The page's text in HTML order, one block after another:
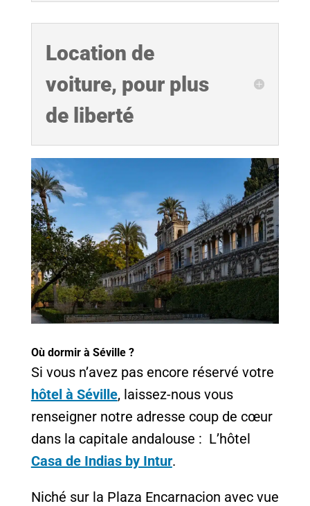
Location de
voiture, pour plus
de liberté
Où dormir à Séville ?
Si vous n’avez pas encore réservé votre
hôtel à Séville, laissez-nous vous
renseigner notre adresse coup de cœur
dans la capitale andalouse : L’hôtel
Casa de Indias by Intur.
Niché sur la Plaza Encarnacion avec vue